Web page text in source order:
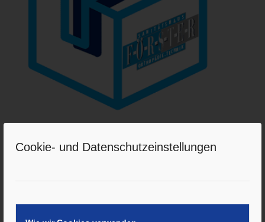
Cookie- und Datenschutzeinstellungen
von 40€ pro Monat!
Pflegehilfsmittel direkt nach Hause.Weiterlesen